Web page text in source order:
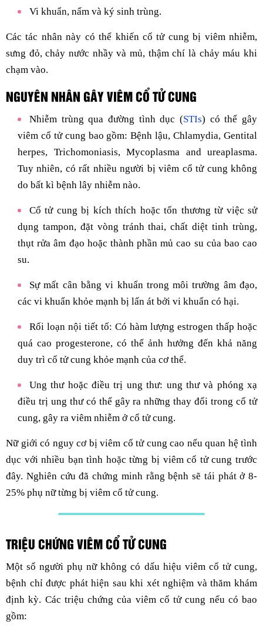
Vi khuẩn, nấm và ký sinh trùng.
Các tác nhân này có thể khiến cổ tử cung bị viêm nhiễm,
sưng đỏ, chảy nước nhầy và mủ, thậm chí là chảy máu khi
chạm vào.
NGUYÊN NHÂN GÂY VIÊM CỔ TỬ CUNG
Nhiễm trùng qua đường tình dục (STIs) có thể gây
viêm cổ tử cung bao gồm: Bệnh lậu, Chlamydia, Gentital
herpes, Trichomoniasis, Mycoplasma and ureaplasma.
Tuy nhiên, có rất nhiều người bị viêm cổ tử cung không
do bất kì bệnh lây nhiễm nào.
Cổ tử cung bị kích thích hoặc tổn thương từ việc sử
dụng tampon, đặt vòng tránh thai, chất diệt tinh trùng,
thụt rửa âm đạo hoặc thành phần mủ cao su của bao cao
su.
Sự mất cân bằng vi khuẩn trong môi trường âm đạo,
các vi khuẩn khỏe mạnh bị lấn át bởi vi khuẩn có hại.
Rối loạn nội tiết tố: Có hàm lượng estrogen thấp hoặc
quá cao progesterone, có thể ảnh hưởng đến khả năng
duy trì cổ tử cung khỏe mạnh của cơ thể.
Ung thư hoặc điều trị ung thư: ung thư và phóng xạ
điều trị ung thư có thể gây ra những thay đổi trong cổ tử
cung, gây ra viêm nhiễm ở cổ tử cung.
Nữ giới có nguy cơ bị viêm cổ tử cung cao nếu quan hệ tình
dục với nhiều bạn tình hoặc từng bị viêm cổ tử cung trước
đây. Nghiên cứu đã chứng minh rằng bệnh sẽ tái phát ở 8-
25% phụ nữ từng bị viêm cổ tử cung.
TRIỆU CHỨNG VIÊM CỔ TỬ CUNG
Một số người phụ nữ không có dấu hiệu viêm cổ tử cung,
bệnh chỉ được phát hiện sau khi xét nghiệm và thăm khám
định kỳ. Các triệu chứng của viêm cổ tử cung nếu có bao
gồm: